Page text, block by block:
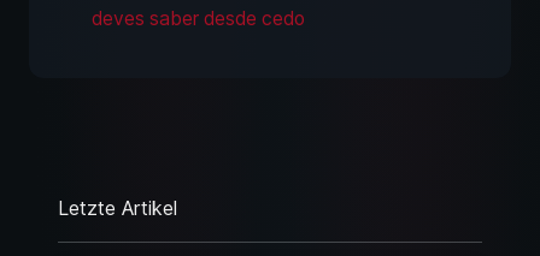
deves saber desde cedo
Letzte Artikel